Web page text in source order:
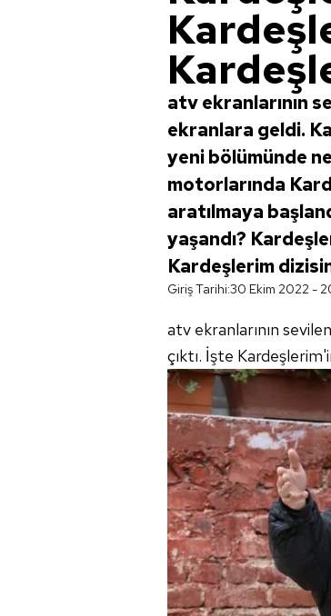
atv ekranlarının
ekranlara geldi.
yeni bölümünde
motorlarında
aratılmaya
yaşandı?
Kardeşlerim
Giriş Tarihi:30 Ekim 2022 -
atv ekranlarının
çıktı. İşte